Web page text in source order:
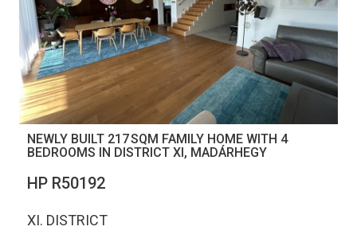
NEWLY BUILT 217 SQM FAMILY HOME WITH 4
BEDROOMS IN DISTRICT XI, MADÁRHEGY
НР R50192
XI. DISTRICT